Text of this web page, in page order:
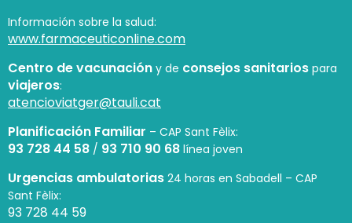
Información sobre la salud:
www.farmaceuticonline.com
Centro de vacunación y de consejos sanitarios para
viajeros:
atencioviatger@tauli.cat
Planificación Familiar – CAP Sant Fèlix:
93 728 44 58 / 93 710 90 68 línea joven
Urgencias ambulatorias 24 horas en Sabadell – CAP
Sant Fèlix:
93 728 44 59